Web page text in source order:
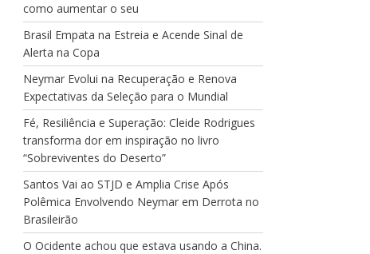
como aumentar o seu
Brasil Empata na Estreia e Acende Sinal de
Alerta na Copa
Neymar Evolui na Recuperação e Renova
Expectativas da Seleção para o Mundial
Fé, Resiliência e Superação: Cleide Rodrigues
transforma dor em inspiração no livro
“Sobreviventes do Deserto”
Santos Vai ao STJD e Amplia Crise Após
Polêmica Envolvendo Neymar em Derrota no
Brasileirão
O Ocidente achou que estava usando a China.